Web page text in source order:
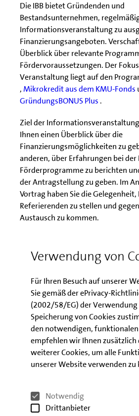
Verwendung von
Für Ihren Besuch auf unserer
Sie gemäß der ePrivacy-
(2002/58/EG) der Verwendung
Speicherung von Cookies
den notwendigen, funktionalen
empfehlen wir Ihnen
weiterer Cookies, um alle
unserer Website verwenden zu
Notwendig
Drittanbieter
Die IBB bietet Gründenden und
Bestandsunternehmen,
Informationsveranstaltung zu
Finanzierungsangeboten.
Überblick über relevante
Fördervoraussetzungen. Der
Veranstaltung liegt auf den
,Mikrokredit aus dem KMU-Fonds
GründungsBONUS Plus .
Ziel der
Ihnen einen Überblick über die
Finanzierungsmöglichkeiten zu
anderen, über Erfahrungen bei
Förderprogramme zu berichten
der Antragstellung zu geben. Im
Vortrag haben Sie die Gelegenheit,
Referierenden zu stellen und
Austausch zu kommen.
erhalten anschließend eine E-Mail
relevanten Informationen.
Die Teilnahme an der
Download der
Präsentation zum Förder-